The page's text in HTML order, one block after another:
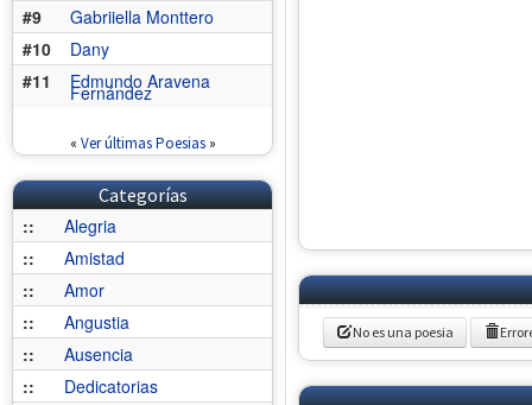
#9
Gabriiella Monttero
#10
Dany
#11
Edmundo Aravena
Fernández
« Ver últimas Poesias»
Categorías
::
Alegria
::
Amistad
::
Amor
::
Angustia
::
Ausencia
::
Dedicatorias
No es una poesia